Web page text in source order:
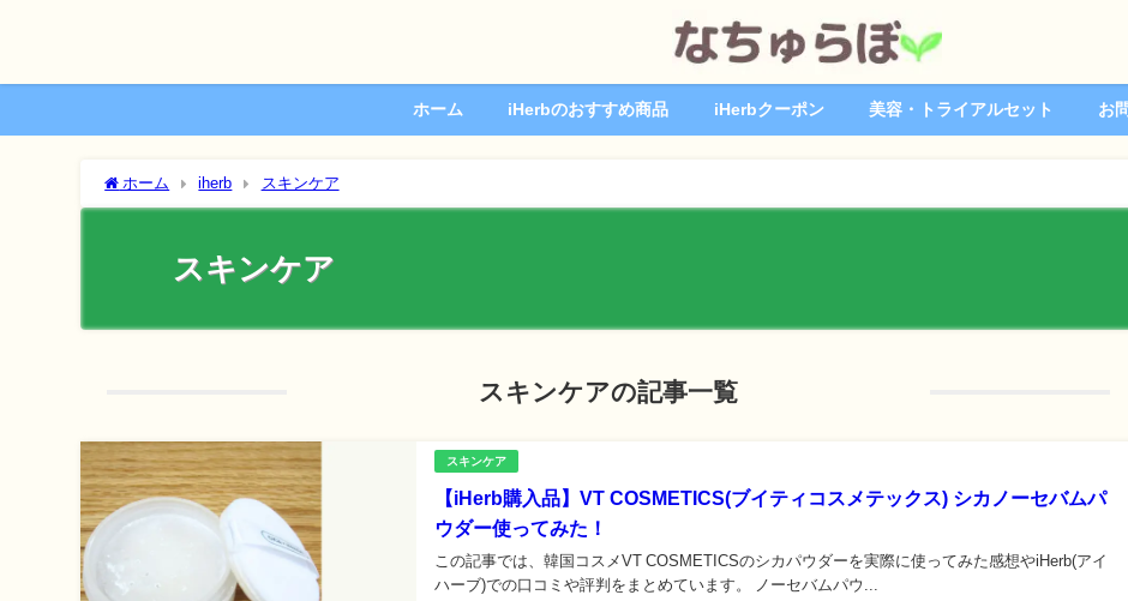
ホーム iHerbのおすすめ商品 iHerbクーポン 美容・トライアルセット お
ホーム iherb スキンケア
スキンケア
スキンケアの記事一覧
スキンケア
【iHerb購入品】VT COSMETICS(ブイティコスメテックス) シカノーセバムパ
ウダー使ってみた！
この記事では、韓国コスメVT COSMETICSのシカパウダーを実際に使ってみた感想やiHerb(アイ
ハーブ)での口コミや評判をまとめています。 ノーセバムパウ...